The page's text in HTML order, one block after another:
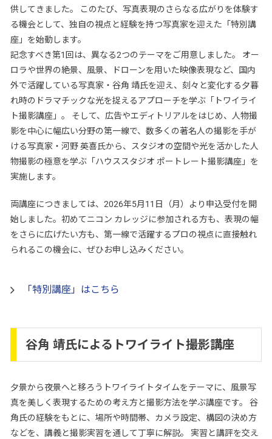
供してきました。 このたび、写真表現のさらなる広がりを体験す
る機会として、独自の視点と経験を持つ写真家を迎えた「特別講
座」を始動します。
記念すべき第1回は、異なる2つのテーマをご用意しました。 オー
ロラや世界の絶景、風景、ドローンを用いた映像表現など、国内
外で活躍している写真家・谷角 靖氏を迎え、刻々と変化する夕暮
れ時のドラマチックな光を捉えるアプローチを学ぶ「トワイライ
ト撮影講座」。 そして、広告やエディトリアルをはじめ、人物撮
影を中心に幅広い分野の第一線で、数多くの著名人の撮影を手が
ける写真家・河野 英喜氏から、スタジオの空間や光を活かした人
物撮影の極意を学ぶ「ハウススタジオ ポートレート撮影講座」を
実施します。
両講座につきましては、2026年5月11日（月）より申込受付を開
始しました。初めてニコン カレッジに参加される方も、表現の幅
をさらに広げたい方も、第一線で活躍するプロの視点に直接触れ
られるこの機会に、ぜひお申し込みください。
「特別講座」はこちら
谷角 靖氏によるトワイライト撮影講座
夕景から夜景へと移ろうトワイライトタイムをテーマに、風景写
真を美しく表現するための考え方と撮影方法を学ぶ講座です。 谷
角氏の経験をもとに、場所や時間帯、カメラ設定、構図の決め方
などを、講義と撮影実習を通して丁寧に解説。 実習と講評を交え